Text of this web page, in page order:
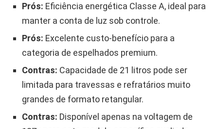
Prós: Eficiência energética Classe A, ideal para
manter a conta de luz sob controle.
Prós: Excelente custo-benefício para a
categoria de espelhados premium.
Contras: Capacidade de 21 litros pode ser
limitada para travessas e refratários muito
grandes de formato retangular.
Contras: Disponível apenas na voltagem de